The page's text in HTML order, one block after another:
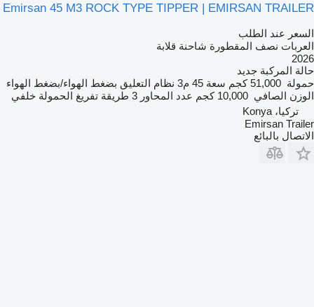
Emirsan 45 M3 ROCK TYPE TIPPER | EMIRSAN TRAILER
السعر عند الطلب
العربات نصف المقطورة شاحنة قلابة
2026
حالة المركبة جديد
حمولة 51,000 كجم سعة 45 م3 نظام التعليق بضغط الهواء/بضغط الهواء
الوزن الصافي 10,000 كجم عدد المحاور 3 طريقة تفريغ الحمولة خلفي
تركيا، Konya
Emirsan Trailer
الاتصال بالبائع